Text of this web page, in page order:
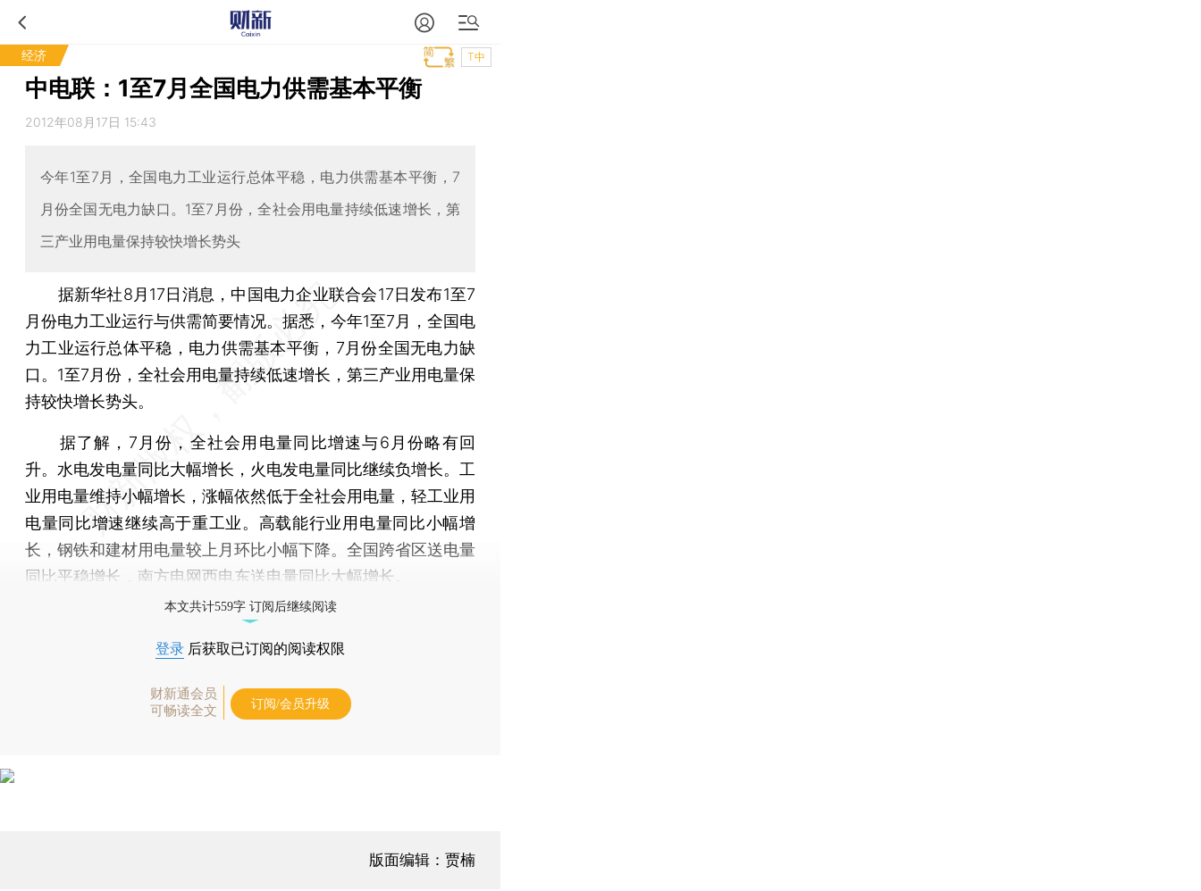
经济 T中
中电联：1至7月全国电力供需基本平衡
2012年08月17日 15:43
今年1至7月，全国电力工业运行总体平稳，电力供需基本平衡，7
月份全国无电力缺口。1至7月份，全社会用电量持续低速增长，第
三产业用电量保持较快增长势头
据新华社8月17日消息，中国电力企业联合会17日发布1至7
月份电力工业运行与供需简要情况。据悉，今年1至7月，全国电
力工业运行总体平稳，电力供需基本平衡，7月份全国无电力缺
口。1至7月份，全社会用电量持续低速增长，第三产业用电量保
持较快增长势头。
据了解，7月份，全社会用电量同比增速与6月份略有回
升。水电发电量同比大幅增长，火电发电量同比继续负增长。工
业用电量维持小幅增长，涨幅依然低于全社会用电量，轻工业用
电量同比增速继续高于重工业。高载能行业用电量同比小幅增
长，钢铁和建材用电量较上月环比小幅下降。全国跨省区送电量
同比平稳增长，南方电网西电东送电量同比大幅增长。
本文共计559字 订阅后继续阅读
登录 后获取已订阅的阅读权限
财新通会员
可畅读全文
订阅/会员升级
版面编辑：贾楠